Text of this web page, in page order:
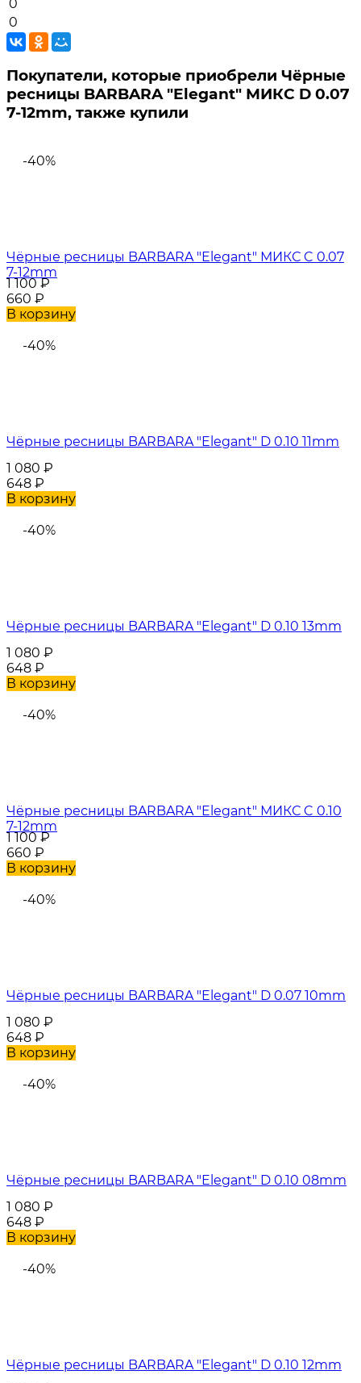
0
0
Покупатели, которые приобрели Чёрные
ресницы BARBARA "Elegant" МИКС D 0.07
7-12mm, также купили
-40%
Чёрные ресницы BARBARA "Elegant" МИКС C 0.07
7-12mm
1 100₽
660 ₽
В корзину
-40%
Чёрные ресницы BARBARA "Elegant" D 0.10 11mm
1 080 ₽
648 ₽
В корзину
-40%
Чёрные ресницы BARBARA "Elegant" D 0.10 13mm
1 080 ₽
648 ₽
В корзину
-40%
Чёрные ресницы BARBARA "Elegant" МИКС C 0.10
7-12mm
1 100₽
660 ₽
В корзину
-40%
Чёрные ресницы BARBARA "Elegant" D 0.07 10mm
1 080 ₽
648 ₽
В корзину
-40%
Чёрные ресницы BARBARA "Elegant" D 0.10 08mm
1 080 ₽
648 ₽
В корзину
-40%
Чёрные ресницы BARBARA "Elegant" D 0.10 12mm